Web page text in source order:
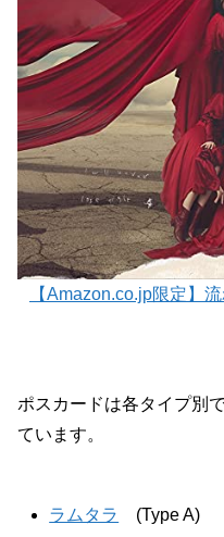
【Amazon.co.jp限定】
ポスカードは各タイプ別
ています。
ラムタラ
(Type A)